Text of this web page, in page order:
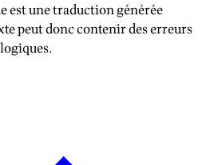
est une traduction générée
peut donc contenir des erreurs